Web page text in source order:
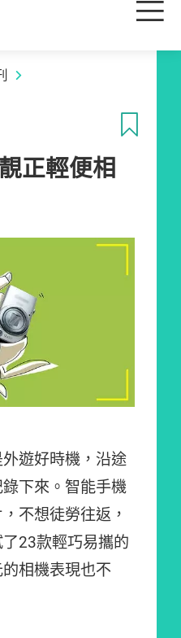
目
正輕便相
遊好時機，沿途
下來。智能手機
不想徒勞往返，
23款輕巧易攜的
相機表現也不